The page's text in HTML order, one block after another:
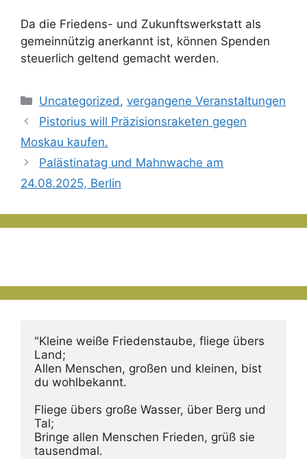
Da die Friedens- und Zukunftswerkstatt als
gemeinnützig anerkannt ist, können Spenden
steuerlich geltend gemacht werden.
Kategorien
Uncategorized,vergangene Veranstaltungen
Pistorius will Präzisionsraketen gegen
Moskau kaufen.
Palästinatag und Mahnwache am
24.08.2025, Berlin
"Kleine weiße Friedenstaube, fliege übers
Land;
Allen Menschen, großen und kleinen, bist
du wohlbekannt.
Fliege übers große Wasser, über Berg und
Tal;
Bringe allen Menschen Frieden, grüß sie
tausendmal.